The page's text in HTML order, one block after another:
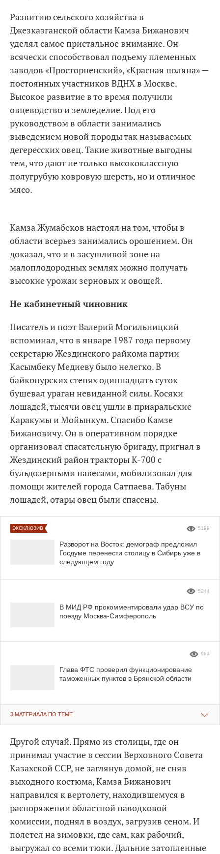
Развитию сельского хозяйства в
Джезказганской области Камза Бижанович
уделял самое пристальное внимание. Он
всячески способствовал подъему племенных
заводов «Просторненский», «Красная поляна» —
постоянных участников ВДНХ в Москве.
Высокое развитие в то время получили
овцеводство и земледелие. Под его
руководством в области занимались
выведением новой породы так называемых
дегересских овец. Такие животные выгодны
тем, что дают не только высококлассную
полугрубую ковровую шерсть, но и отличное
мясо.
Камза Жумабеков настоял на том, чтобы в
области всерьез занимались орошением. Он
доказал, что и в засушливой зоне на
малоплодородных землях можно получать
высокие урожаи зерновых и овощей.
Не кабинетный чиновник
Писатель и поэт Валерий Могильницкий
вспоминал, что в январе 1987 года первому
секретарю Жездинского райкома партии
Касымбеку Медиеву было нелегко. В
байконурских степях одиннадцать суток
бушевал ураган невиданной силы. Косяки
лошадей, тысячи овец ушли в приаральские
Каракумы и Мойынкум. Спасибо Камзе
Бижановичу. Он в оперативном порядке
организовал спасательную бригаду, пригнал в
Жездинский район тракторы К-700 с
бульдозерными навесами, мобилизовал для
помощи жителей города Сатпаева. Табуны
лошадей, отары овец были спасены.
Разворот на Восток: демограф предложил
Госдуме перенести столицу в Сибирь уже в
следующем году
ЭКСКЛЮЗИВ 5199
В МИД РФ прокомментировали удар ВСУ по
поезду Москва-Симферополь
5244
Глава ФТС проверил функционирование
таможенных пунктов в Брянской области
963
3 МАТЕРИАЛА ПО ТЕМЕ
Другой случай. Прямо из столицы, где он
принимал участие в сессии Верховного Совета
Казахской ССР, не заглянув домой, не сняв
выходного костюма, Камза Бижанович
направился к вертолету, находившемуся в
распоряжении областной паводковой
комиссии, поднял в воздух, загрузив сеном. И
полетел на зимовки, где сам, как рабочий,
выгружал со всеми тюки. Дальние затопленные